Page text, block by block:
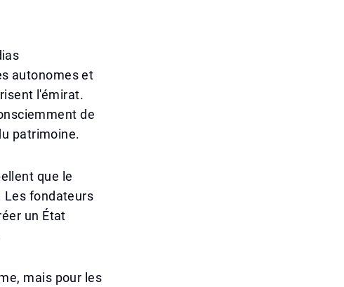
autonomes et
l'émirat.
de
patrimoine.
que le
Les fondateurs
un État
mais pour les